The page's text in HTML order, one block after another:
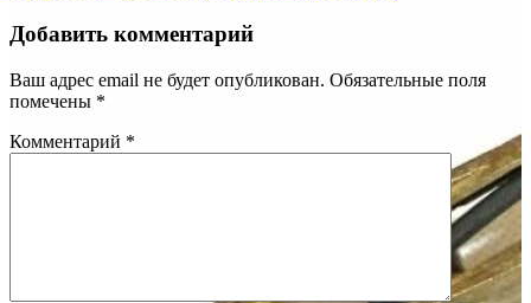
Добавить комментарий
Ваш адрес email не будет опубликован. Обязательные поля
помечены *
Комментарий *